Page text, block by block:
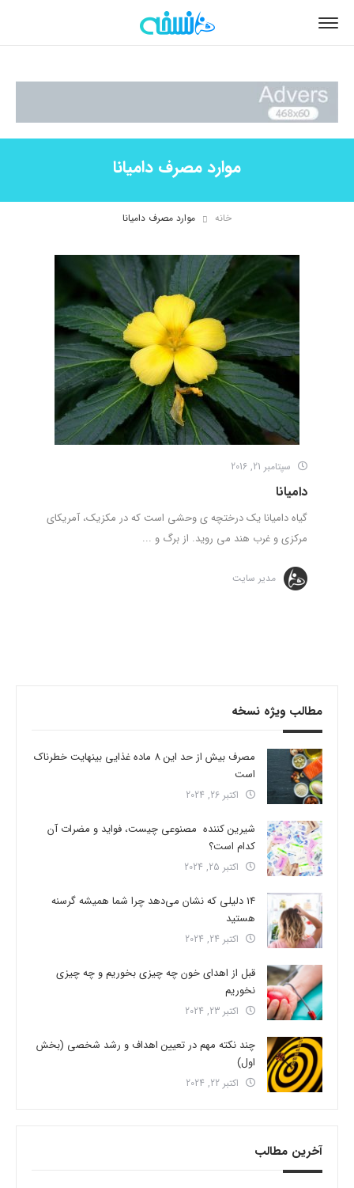
موارد مصرف دامیانا
خانه موارد مصرف دامیانا
سپتامبر 21, 2016
دامیانا
گیاه دامیانا یک درختچه ی وحشی است که در مکزیک، آمریکای
مرکزی و غرب هند می روید. از برگ و ...
مدیر سایت
مطالب ویژه نسخه
مصرف بیش از حد این 8 ماده غذایی بینهایت خطرناک
است
اکتبر 26, 2024
شیرین کننده مصنوعی چیست، فواید و مضرات آن
کدام است؟
اکتبر 25, 2024
14 دلیلی که نشان می‌دهد چرا شما همیشه گرسنه
هستید
اکتبر 24, 2024
قبل از اهدای خون چه چیزی بخوریم و چه چیزی
نخوریم
اکتبر 23, 2024
چند نکته مهم در تعیین اهداف و رشد شخصی (بخش
اول)
اکتبر 22, 2024
آخرین مطالب